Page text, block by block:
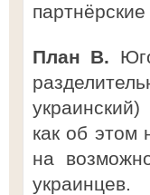
План В.
как об этом
на
украинцев.